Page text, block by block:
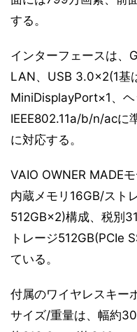
する。
インターフェースは
LAN、USB 3.0×2(1基
MiniDisplayPort×1、
IEEE802.11a/b/n/acに
に対応する。
VAIO OWNER MADE
内蔵メモリ16GB/スト
512GB×2)構成、税別
トレージ512GB(PCIe
ている。
付属のワイヤレスキー
サイズ/重量は、幅約